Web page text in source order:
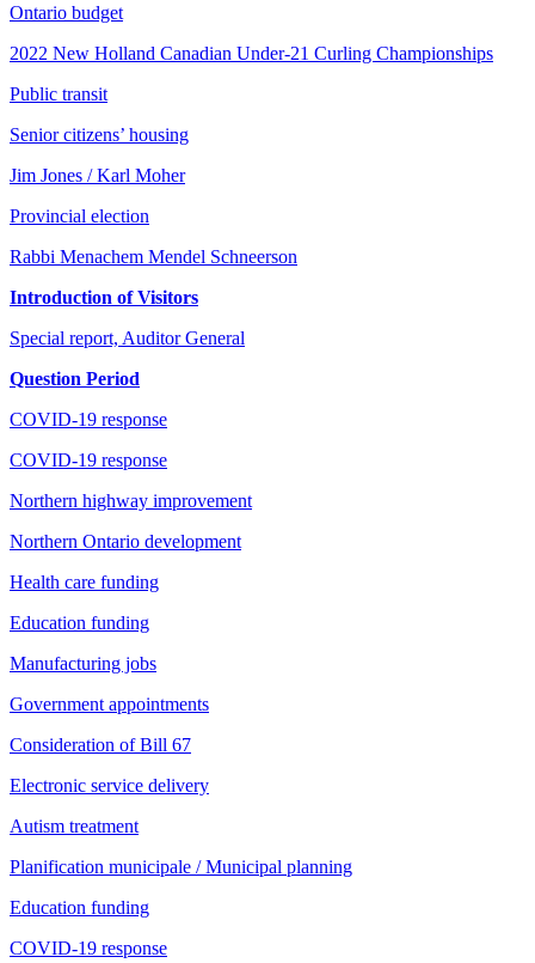
Ontario budget
2022 New Holland Canadian Under-21 Curling Championships
Public transit
Senior citizens’ housing
Jim Jones / Karl Moher
Provincial election
Rabbi Menachem Mendel Schneerson
Introduction of Visitors
Special report, Auditor General
Question Period
COVID-19 response
COVID-19 response
Northern highway improvement
Northern Ontario development
Health care funding
Education funding
Manufacturing jobs
Government appointments
Consideration of Bill 67
Electronic service delivery
Autism treatment
Planification municipale / Municipal planning
Education funding
COVID-19 response